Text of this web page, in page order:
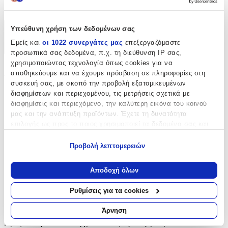
Υπεύθυνη χρήση των δεδομένων σας
Εμείς και οι 1022 συνεργάτες μας επεξεργαζόμαστε
προσωπικά σας δεδομένα, π.χ. τη διεύθυνση IP σας,
χρησιμοποιώντας τεχνολογία όπως cookies για να
αποθηκεύουμε και να έχουμε πρόσβαση σε πληροφορίες στη
συσκευή σας, με σκοπό την προβολή εξατομικευμένων
διαφημίσεων και περιεχομένου, τις μετρήσεις σχετικά με
διαφημίσεις και περιεχόμενο, την καλύτερη εικόνα του κοινού
μας και την ανάπτυξη προϊόντων. Έχετε τη δυνατότητα
Να συλλέξουμε πληροφορίες σχετικά με τη γεωγραφική
σας τοποθεσία, οι οποίες μπορεί να είναι ακριβείς σε
απόσταση μερικών μέτρων
Να αναγνωρίσουμε τη συσκευή σας σαρώνοντας ενεργά
για συγκεκριμένα χαρακτηριστικά (δακτυλικό αποτύπωμα)
Μάθετε περισσότερα σχετικά με τον τρόπο επεξεργασίας των
Προβολή λεπτομερειών
Αποδοχή όλων
Ρυθμίσεις για τα cookies
Άρνηση
Χαρακτηριστικά
Χαρακτηριστικά
Κατασκευαστής:
3 Sprouts
Είδος:
Θήκη Αποθήκευσης
Υλικό:
Ύφασμα
Αξιολογήσεις
Προς το παρόν δεν υπάρχουν άλλες αξιολογήσεις. Όταν